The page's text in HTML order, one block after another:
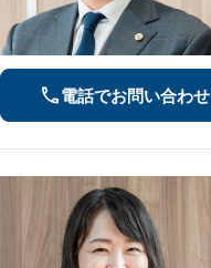
電話でお問い合わせ